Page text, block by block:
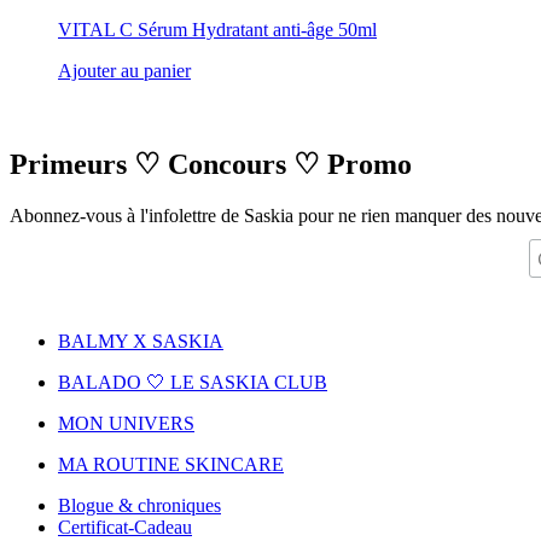
VITAL C Sérum Hydratant anti-âge 50ml
Ajouter au panier
Primeurs ♡ Concours ♡ Promo
Abonnez-vous à l'infolettre de Saskia pour ne rien manquer des
BALMY X SASKIA
BALADO 🤍 LE SASKIA CLUB
MON UNIVERS
MA ROUTINE SKINCARE
Blogue & chroniques
Certificat-Cadeau